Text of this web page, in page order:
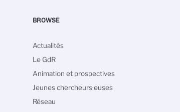
BROWSE
Navigation
principale
Actualités
Le GdR
Animation et prospectives
Jeunes chercheurs·euses
Réseau